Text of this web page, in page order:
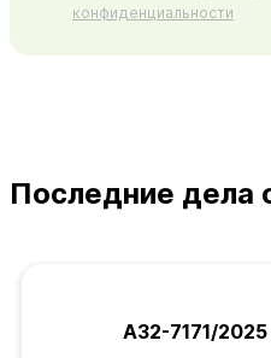
конфиденциальности
Последние дела
А32-7171/